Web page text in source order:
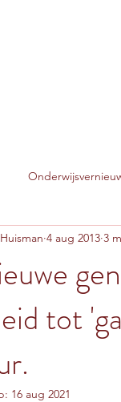
tot
4 aug 2013 3
16 aug 2021